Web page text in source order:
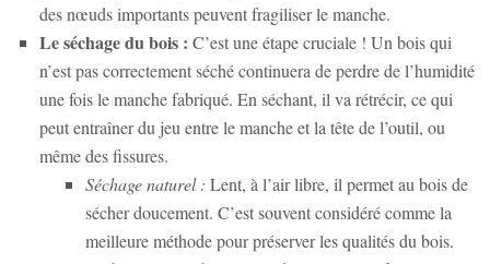
des nœuds importants peuvent fragiliser le manche.
Le séchage du bois : C’est une étape cruciale ! Un bois qui
n’est pas correctement séché continuera de perdre de l’humidité
une fois le manche fabriqué. En séchant, il va rétrécir, ce qui
peut entraîner du jeu entre le manche et la tête de l’outil, ou
même des fissures.
Séchage naturel : Lent, à l’air libre, il permet au bois de
sécher doucement. C’est souvent considéré comme la
meilleure méthode pour préserver les qualités du bois.